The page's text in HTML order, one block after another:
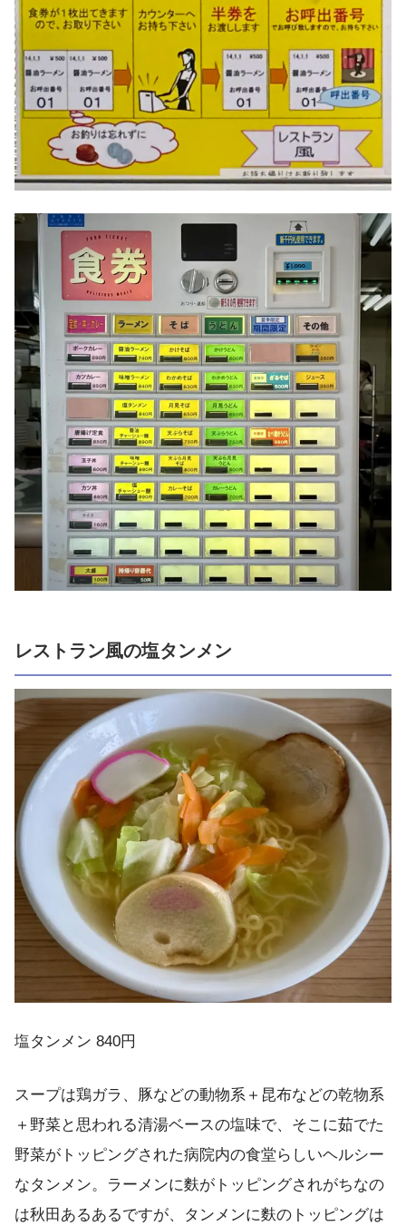
レストラン風の塩タンメン
塩タンメン 840円
スープは鶏ガラ、豚などの動物系＋昆布などの乾物系
＋野菜と思われる清湯ベースの塩味で、そこに茹でた
野菜がトッピングされた病院内の食堂らしいヘルシー
なタンメン。ラーメンに麩がトッピングされがちなの
は秋田あるあるですが、タンメンに麩のトッピングは